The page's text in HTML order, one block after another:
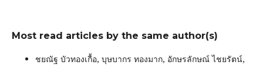
Most read articles by the same author(s)
ชยณัฐ บัวทองเกื้อ, บุษบากร ทองมาก, อักษรลักษณ์ ไชยรัตน์,